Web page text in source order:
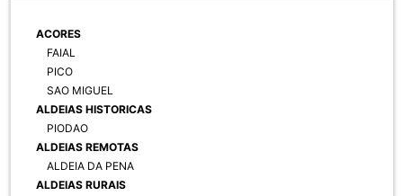
ACORES
FAIAL
PICO
SAO MIGUEL
ALDEIAS HISTORICAS
PIODAO
ALDEIAS REMOTAS
ALDEIA DA PENA
ALDEIAS RURAIS